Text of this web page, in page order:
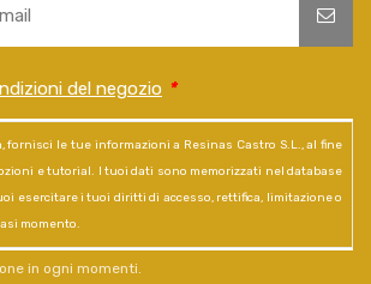
del negozio *
fornisci le tue informazioni a Resinas Castro S.L., al fine
e tutorial. I tuoi dati sono memorizzati nel database
esercitare i tuoi diritti di accesso, rettifica, limitazione o
momento.
in ogni momenti.